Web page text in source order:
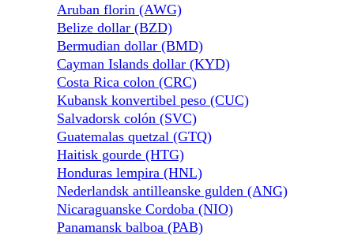
Aruban florin (AWG)
Belize dollar (BZD)
Bermudian dollar (BMD)
Cayman Islands dollar (KYD)
Costa Rica colon (CRC)
Kubansk konvertibel peso (CUC)
Salvadorsk colón (SVC)
Guatemalas quetzal (GTQ)
Haitisk gourde (HTG)
Honduras lempira (HNL)
Nederlandsk antilleanske gulden (ANG)
Nicaraguanske Cordoba (NIO)
Panamansk balboa (PAB)